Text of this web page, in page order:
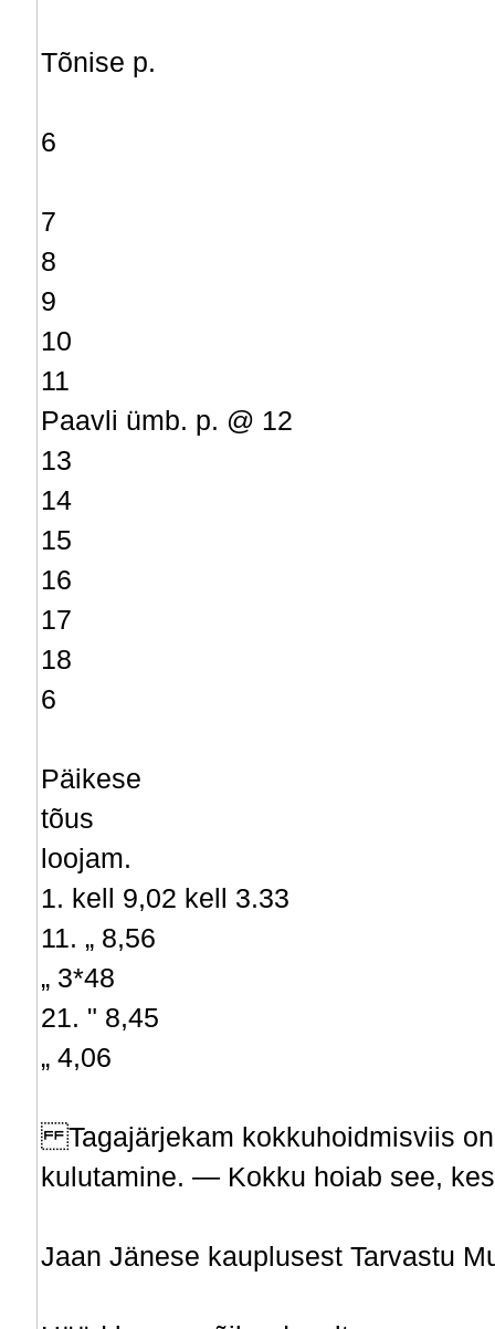
Tõnise p.
6
7
8
9
10
11
Paavli ümb. p. @ 12
13
14
15
16
17
18
6
Päikese
tõus
loojam.
1. kell 9,02 kell 3.33
11. „ 8,56
„ 3*48
21. " 8,45
„ 4,06
Tagajärjekam kokkuhoidmisviis
kulutamine. — Kokku hoiab see,
Jaan Jänese kauplusest Tarvastu